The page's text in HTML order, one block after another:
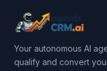
Your autonomous AI
qualify and convert